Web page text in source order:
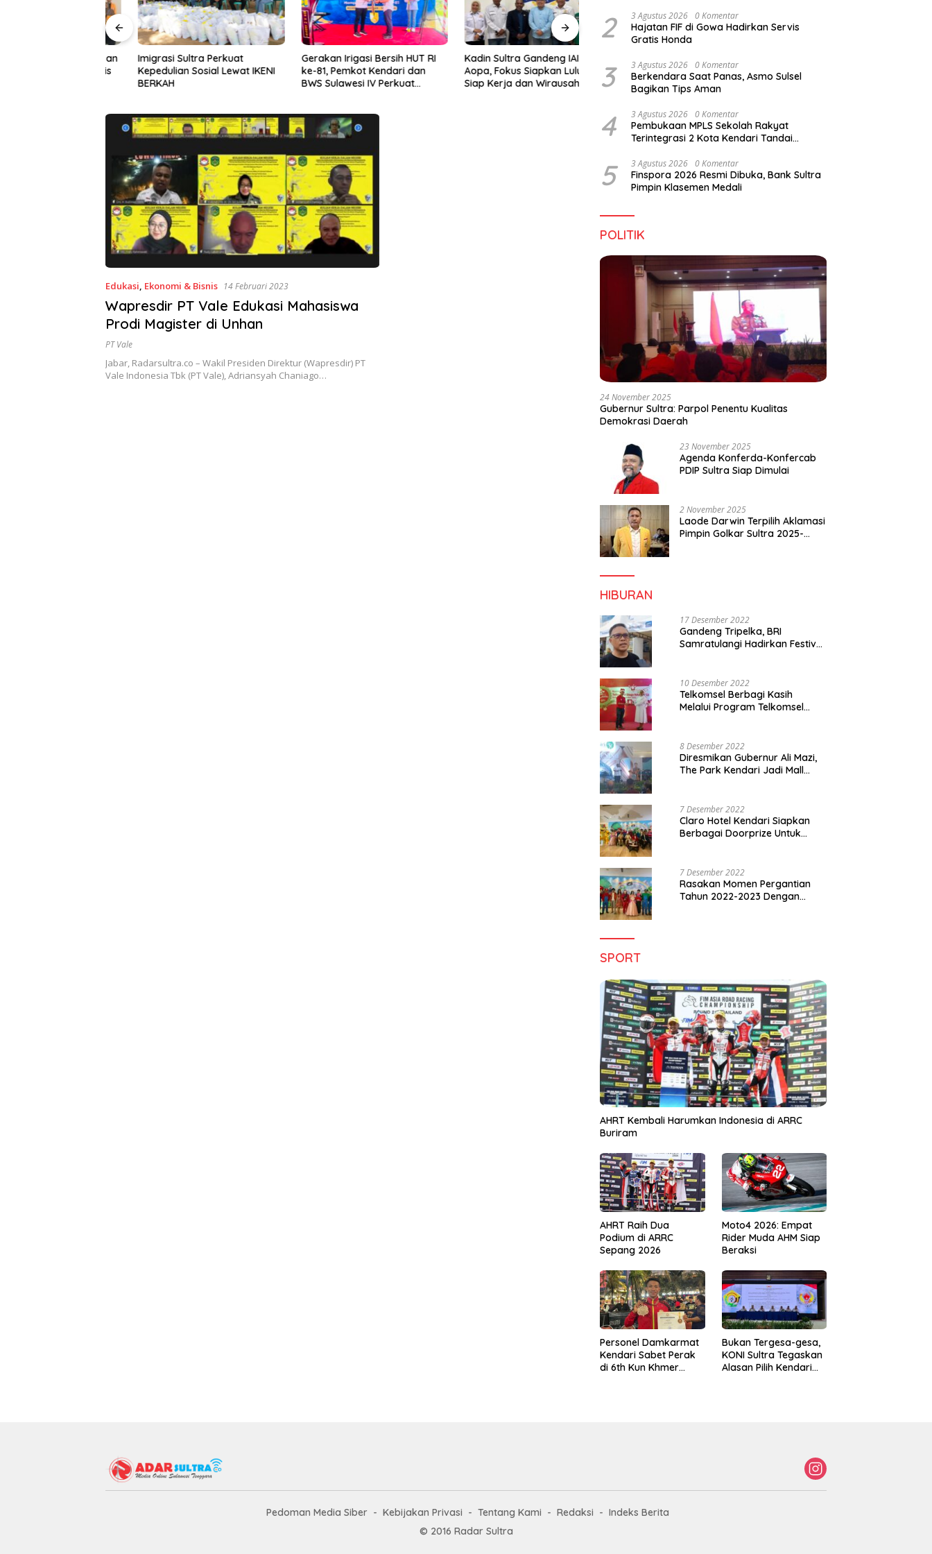
Imigrasi Sultra Perkuat
Kepedulian Sosial Lewat IKENI
BERKAH
Gerakan Irigasi Bersih HUT RI
ke-81, Pemkot Kendari dan
BWS Sulawesi IV Perkuat
Kadin Sultra Gandeng IAI Rawa
Aopa, Fokus Siapkan Lulusan
Siap Kerja dan Wirausaha
Festival Kuliner Sultra Maimo
2026
Layanan Imigrasi Terintegrasi
Edukasi, Ekonomi & Bisnis 14 Februari 2023
Wapresdir PT Vale Edukasi Mahasiswa
Prodi Magister di Unhan
PT Vale
Jabar, Radarsultra.co – Wakil Presiden Direktur (Wapresdir) PT
Vale Indonesia Tbk (PT Vale), Adriansyah Chaniago…
2 3 Agustus 2026 0 Komentar
Hajatan FIF di Gowa Hadirkan Servis
Gratis Honda
3 3 Agustus 2026 0 Komentar
Berkendara Saat Panas, Asmo Sulsel
Bagikan Tips Aman
4 3 Agustus 2026 0 Komentar
Pembukaan MPLS Sekolah Rakyat
Terintegrasi 2 Kota Kendari Tandai
5 3 Agustus 2026 0 Komentar
Finspora 2026 Resmi Dibuka, Bank Sultra
Pimpin Klasemen Medali
POLITIK
24 November 2025
Gubernur Sultra: Parpol Penentu Kualitas
Demokrasi Daerah
23 November 2025
Agenda Konferda-Konfercab
PDIP Sultra Siap Dimulai
2 November 2025
Laode Darwin Terpilih Aklamasi
Pimpin Golkar Sultra 2025-
HIBURAN
17 Desember 2022
Gandeng Tripelka, BRI
Samratulangi Hadirkan Festival
10 Desember 2022
Telkomsel Berbagi Kasih
Melalui Program Telkomsel
8 Desember 2022
Diresmikan Gubernur Ali Mazi,
The Park Kendari Jadi Mall
7 Desember 2022
Claro Hotel Kendari Siapkan
Berbagai Doorprize Untuk
7 Desember 2022
Rasakan Momen Pergantian
Tahun 2022-2023 Dengan
SPORT
AHRT Kembali Harumkan Indonesia di ARRC
Buriram
AHRT Raih Dua
Podium di ARRC
Sepang 2026
Moto4 2026: Empat
Rider Muda AHM Siap
Beraksi
Personel Damkarmat
Kendari Sabet Perak
di 6th Kun Khmer
Bukan Tergesa-gesa,
KONI Sultra Tegaskan
Alasan Pilih Kendari
Pedoman Media Siber Kebijakan Privasi Tentang Kami Redaksi
Indeks Berita
© 2016 Radar Sultra